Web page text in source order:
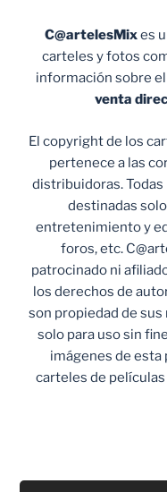
C@artelesMixes
carteles y fotos
información sobre
venta
El copyright de los
pertenece a las
distribuidoras.
destinadas
entretenimiento y
foros, etc.
patrocinado ni
los derechos de
son propiedad de
solo para uso sin
imágenes de esta
carteles de